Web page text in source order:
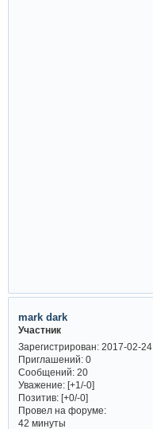
mark dark
Участник
Зарегистрирован: 2017-02-24
Приглашений:0
Сообщений:20
Уважение: [+1/-0]
Позитив: [+0/-0]
Провел на форуме:
42 минуты